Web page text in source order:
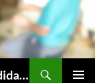
Zwischen Theorie und Praxis – Kunstdidaktik an der TU Dresden